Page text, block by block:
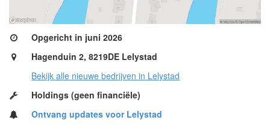
Opgericht in juni 2026
Hagenduin 2, 8219DE Lelystad
Bekijk alle nieuwe bedrijven in Lelystad
Holdings (geen financiële)
Ontvang updates voor Lelystad